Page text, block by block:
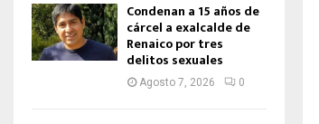
Condenan a 15 años de
cárcel a exalcalde de
Renaico por tres
delitos sexuales
Agosto 7, 2026 0